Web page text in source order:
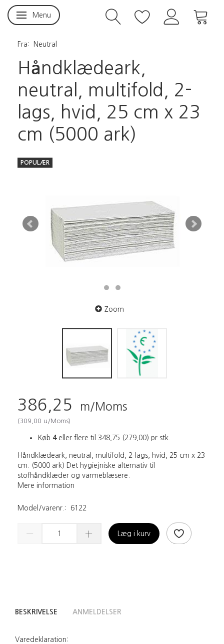
Skifte navigation
Menu
Fra: Neutral
Håndklædeark,
neutral, multifold, 2-
lags, hvid, 25 cm x 23
cm (5000 ark)
POPULÆR
Zoom
386,25 m/Moms
(309,00 u/Moms)
Køb 4eller flere til 348,75 (279,00) pr stk.
Håndklædeark, neutral, multifold, 2-lags, hvid, 25 cm x 23
cm. (5000 ark) Det hygiejniske alternativ til
stofhåndklæder og varmeblæsere.
Mere information
Model/varenr.: 6122
Læg i kurv
BESKRIVELSE ANMELDELSER
Varedeklaration: